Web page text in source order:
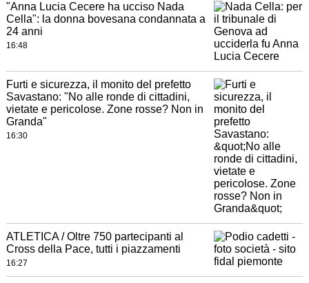
"Anna Lucia Cecere ha ucciso Nada
Cella": la donna bovesana condannata a
24 anni
16:48
Furti e sicurezza, il monito del prefetto
Savastano: "No alle ronde di cittadini,
vietate e pericolose. Zone rosse? Non in
Granda"
16:30
ATLETICA / Oltre 750 partecipanti al
Cross della Pace, tutti i piazzamenti
16:27